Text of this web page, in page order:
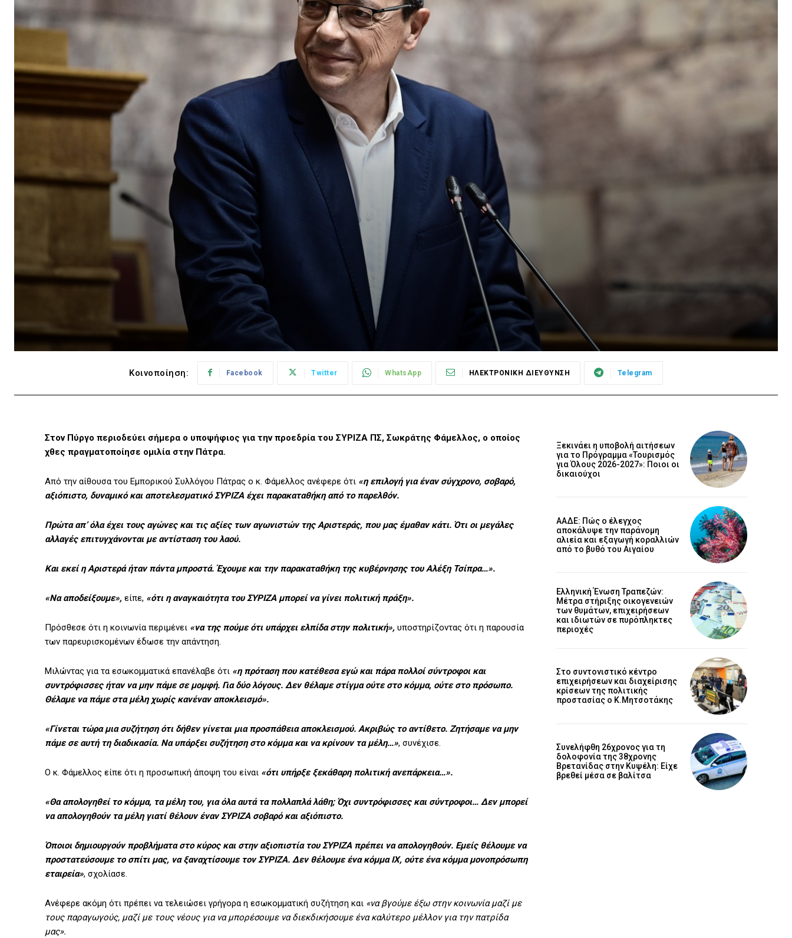
Κοινοποίηση: Facebook Twitter WhatsApp ΗΛΕΚΤΡΟΝΙΚΗ ΔΙΕΥΘΥΝΣΗ Telegram
Στον Πύργο περιοδεύει σήμερα ο υποψήφιος για την προεδρία του ΣΥΡΙΖΑ ΠΣ, Σωκράτης Φάμελλος, ο οποίος
χθες πραγματοποίησε ομιλία στην Πάτρα.
Από την αίθουσα του Εμπορικού Συλλόγου Πάτρας ο κ. Φάμελλος ανέφερε ότι «η επιλογή για έναν σύγχρονο, σοβαρό,
αξιόπιστο, δυναμικό και αποτελεσματικό ΣΥΡΙΖΑ έχει παρακαταθήκη από το παρελθόν.
Πρώτα απ’ όλα έχει τους αγώνες και τις αξίες των αγωνιστών της Αριστεράς, που μας έμαθαν κάτι. Ότι οι μεγάλες
αλλαγές επιτυγχάνονται με αντίσταση του λαού.
Και εκεί η Αριστερά ήταν πάντα μπροστά. Έχουμε και την παρακαταθήκη της κυβέρνησης του Αλέξη Τσίπρα…».
«Να αποδείξουμε», είπε, «ότι η αναγκαιότητα του ΣΥΡΙΖΑ μπορεί να γίνει πολιτική πράξη».
Πρόσθεσε ότι η κοινωνία περιμένει «να της πούμε ότι υπάρχει ελπίδα στην πολιτική», υποστηρίζοντας ότι η παρουσία
των παρευρισκομένων έδωσε την απάντηση.
Μιλώντας για τα εσωκομματικά επανέλαβε ότι «η πρόταση που κατέθεσα εγώ και πάρα πολλοί σύντροφοι και
συντρόφισσες ήταν να μην πάμε σε μομφή. Για δύο λόγους. Δεν θέλαμε στίγμα ούτε στο κόμμα, ούτε στο πρόσωπο.
Θέλαμε να πάμε στα μέλη χωρίς κανέναν αποκλεισμό».
«Γίνεται τώρα μια συζήτηση ότι δήθεν γίνεται μια προσπάθεια αποκλεισμού. Ακριβώς το αντίθετο. Ζητήσαμε να μην
πάμε σε αυτή τη διαδικασία. Να υπάρξει συζήτηση στο κόμμα και να κρίνουν τα μέλη…», συνέχισε.
Ο κ. Φάμελλος είπε ότι η προσωπική άποψη του είναι «ότι υπήρξε ξεκάθαρη πολιτική ανεπάρκεια…».
«Θα απολογηθεί το κόμμα, τα μέλη του, για όλα αυτά τα πολλαπλά λάθη; Όχι συντρόφισσες και σύντροφοι… Δεν μπορεί
να απολογηθούν τα μέλη γιατί θέλουν έναν ΣΥΡΙΖΑ σοβαρό και αξιόπιστο.
Όποιοι δημιουργούν προβλήματα στο κύρος και στην αξιοπιστία του ΣΥΡΙΖΑ πρέπει να απολογηθούν. Εμείς θέλουμε να
προστατεύσουμε το σπίτι μας, να ξαναχτίσουμε τον ΣΥΡΙΖΑ. Δεν θέλουμε ένα κόμμα ΙΧ, ούτε ένα κόμμα μονοπρόσωπη
εταιρεία», σχολίασε.
Ανέφερε ακόμη ότι πρέπει να τελειώσει γρήγορα η εσωκομματική συζήτηση και «να βγούμε έξω στην κοινωνία μαζί με
τους παραγωγούς, μαζί με τους νέους για να μπορέσουμε να διεκδικήσουμε ένα καλύτερο μέλλον για την πατρίδα
μας».
Ξεκινάει η υποβολή αιτήσεων
για το Πρόγραμμα «Τουρισμός
για Όλους 2026-2027»: Ποιοι οι
δικαιούχοι
ΑΑΔΕ: Πώς ο έλεγχος
αποκάλυψε την παράνομη
αλιεία και εξαγωγή κοραλλιών
από το βυθό του Αιγαίου
Ελληνική Ένωση Τραπεζών:
Μέτρα στήριξης οικογενειών
των θυμάτων, επιχειρήσεων
και ιδιωτών σε πυρόπληκτες
περιοχές
Στο συντονιστικό κέντρο
επιχειρήσεων και διαχείρισης
κρίσεων της πολιτικής
προστασίας ο Κ.Μητσοτάκης
Συνελήφθη 26χρονος για τη
δολοφονία της 38χρονης
Βρετανίδας στην Κυψέλη: Είχε
βρεθεί μέσα σε βαλίτσα